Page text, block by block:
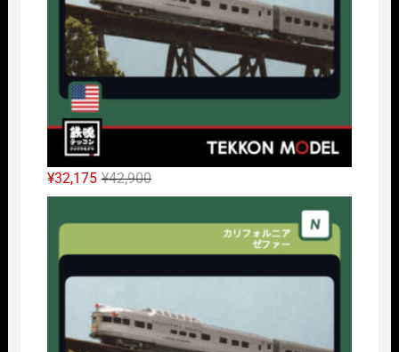
¥42,900元
の
価
し
た。
¥32,175
現
在
の
で
す。